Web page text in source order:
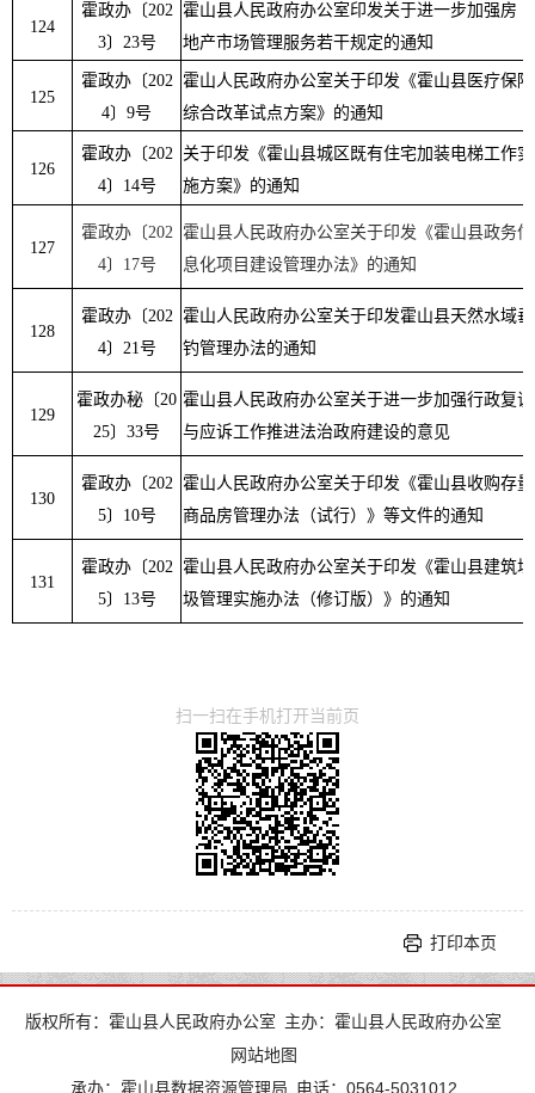
124
霍政办〔202
3〕 23号
霍山县人民政府办公室印发关于进一步加强房
地产市场管理服务若干规定的通知
125
霍政办〔202
4〕 9号
霍山人民政府办公室关于印发《霍山县医疗保障
综合改革试点方案》的通知
126
霍政办〔202
4〕 14号
关于印发《霍山县城区既有住宅加装电梯工作实
施方案》的通知
127
霍政办〔202
4〕 17号
霍山县人民政府办公室关于印发《霍山县政务信
息化项目建设管理办法》的通知
128
霍政办〔202
4〕 21号
霍山人民政府办公室关于印发霍山县天然水域垂
钓管理办法的通知
129
霍政办秘〔20
25〕 33号
霍山县人民政府办公室关于进一步加强行政复议
与应诉工作推进法治政府建设的意见
130
霍政办〔202
5〕 10号
霍山人民政府办公室关于印发《霍山县收购存量
商品房管理办法（试行）》等文件的通知
131
霍政办〔202
5〕 13号
霍山县人民政府办公室关于印发《霍山县建筑垃
圾管理实施办法（修订版）》的通知
扫一扫在手机打开当前页
打印本页
版权所有：霍山县人民政府办公室 主办：霍山县人民政府办公室
网站地图
承办：霍山县数据资源管理局 电话：0564-5031012